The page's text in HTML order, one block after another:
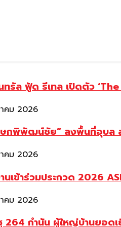
ทรัล ฟู้ด รีเทล เปิดตัว
คม 2026
ษกพิพัฒน์ชัย” ลงพื้นที่อุบล
คม 2026
เข้าร่วมประกวด 2026
คม 2026
264 กำนัน ผู้ใหญ่บ้านยอด